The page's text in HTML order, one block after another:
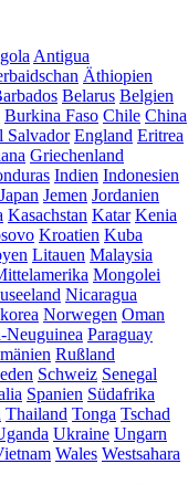
Antigua
Äthiopien
Belarus Belgien
Burkina Faso Chile China
Salvador England Eritrea
Griechenland
Indien Indonesien
Japan Jemen Jordanien
Kasachstan Katar Kenia
Kroatien Kuba
Litauen Malaysia
Mongolei
Nicaragua
Norwegen Oman
Neuguinea Paraguay
Rußland
Schweiz Senegal
Spanien Südafrika
Thailand Tonga Tschad
Ukraine Ungarn
Wales Westsahara